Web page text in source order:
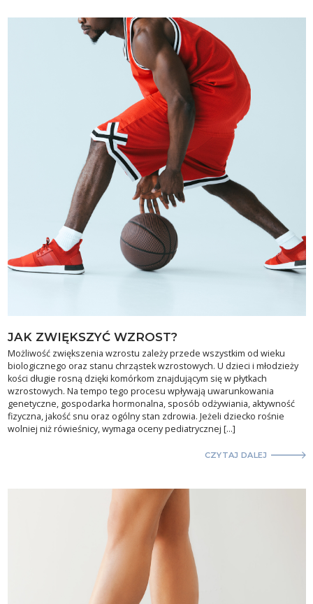
JAK ZWIĘKSZYĆ WZROST?
Możliwość zwiększenia wzrostu zależy przede wszystkim od wieku
biologicznego oraz stanu chrząstek wzrostowych. U dzieci i młodzieży
kości długie rosną dzięki komórkom znajdującym się w płytkach
wzrostowych. Na tempo tego procesu wpływają uwarunkowania
genetyczne, gospodarka hormonalna, sposób odżywiania, aktywność
fizyczna, jakość snu oraz ogólny stan zdrowia. Jeżeli dziecko rośnie
wolniej niż rówieśnicy, wymaga oceny pediatrycznej […]
CZYTAJ DALEJ